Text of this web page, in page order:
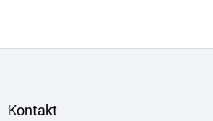
Kontakt